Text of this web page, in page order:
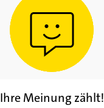
Ihre Meinung zählt!